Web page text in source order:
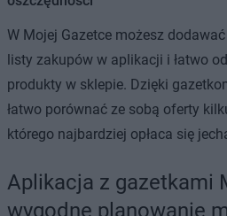
W Mojej Gazetce możesz
listy zakupów w aplikacji i łatwo
produkty w sklepie. Dzięki
łatwo porównać ze sobą oferty
którego najbardziej opłaca się
Aplikacja z gazetkami
wygodne planowanie